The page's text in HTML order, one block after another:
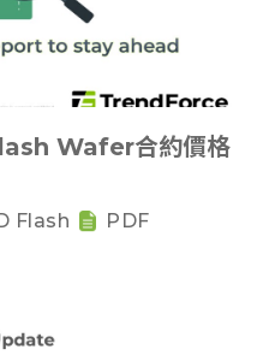
Wafer合約價格
Flash PDF